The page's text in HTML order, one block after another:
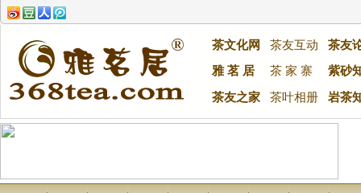
茶文化网 茶友互动
茶友
雅 茗 居
茶 家 寨 紫砂
茶友之家 茶叶相册 岩茶